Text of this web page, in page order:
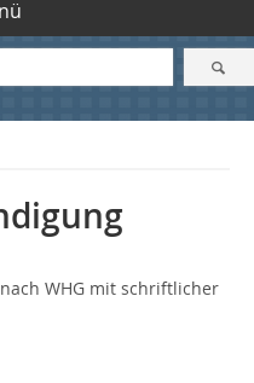
WHG mit schriftlicher